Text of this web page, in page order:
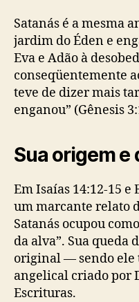
Satanás é a mesma
jardim do Éden e
Eva e Adão à
conseqüentemente
teve de dizer mais
enganou” (Gênesis
Sua origem e
Em Isaías 14:12-15 e
um marcante relato
Satanás ocupou
da alva”. Sua queda
original — sendo ele
angelical criado por
Escrituras.